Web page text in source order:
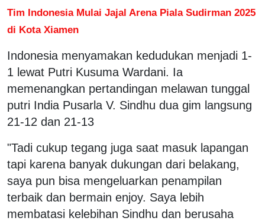
Tim Indonesia Mulai Jajal Arena Piala Sudirman 2025
di Kota Xiamen
Indonesia menyamakan kedudukan menjadi 1-
1 lewat Putri Kusuma Wardani. Ia
memenangkan pertandingan melawan tunggal
putri India Pusarla V. Sindhu dua gim langsung
21-12 dan 21-13
"Tadi cukup tegang juga saat masuk lapangan
tapi karena banyak dukungan dari belakang,
saya pun bisa mengeluarkan penampilan
terbaik dan bermain enjoy. Saya lebih
membatasi kelebihan Sindhu dan berusaha